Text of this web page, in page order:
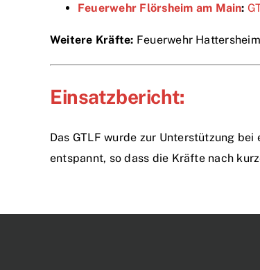
Feuerwehr Flörsheim am Main:
Weitere Kräfte: Feuerwehr
Einsatzbericht:
Das GTLF wurde zur Unterstützung
entspannt, so dass die Kräfte nach